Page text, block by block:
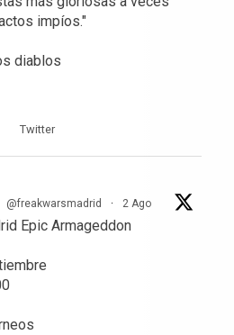
impíos."
diablos
Twitter
@freakwarsmadrid · 2 Ago
Epic Armageddon